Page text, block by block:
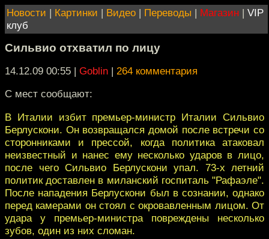
Новости | Картинки | Видео | Переводы | Магазин | VIP
клуб
Сильвио отхватил по лицу
14.12.09 00:55 | Goblin | 264 комментария
С мест сообщают:
В Италии избит премьер-министр Италии Сильвио
Берлускони. Он возвращался домой после встречи со
сторонниками и прессой, когда политика атаковал
неизвестный и нанес ему несколько ударов в лицо,
после чего Сильвио Берлускони упал. 73-х летний
политик доставлен в миланский госпиталь "Рафаэле".
После нападения Берлускони был в сознании, однако
перед камерами он стоял с окровавленным лицом. От
удара у премьер-министра повреждены несколько
зубов, один из них сломан.